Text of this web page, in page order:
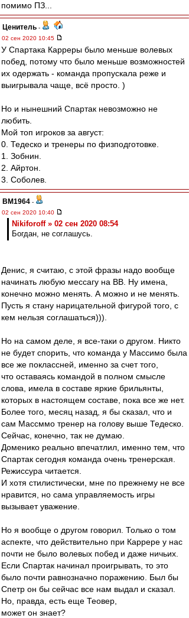
помимо ПЗ...
Ценитель -
02 сен 2020 10:45
У Спартака Карреры было меньше волевых
побед, потому что было меньше возможностей
их одержать - команда пропускала реже и
выигрывала чаще, всё просто. )
Но и нынешний Спартак невозможно не
любить.
Мой топ игроков за август:
0. Тедеско и тренеры по физподготовке.
1. Зобнин.
2. Айртон.
3. Соболев.
BM1964 -
02 сен 2020 10:40
Nikiforoff » 02 сен 2020 08:54
Богдан, не соглашусь.
Денис, я считаю, с этой фразы надо вообще
начинать любую мессагу на ВВ. Ну имена,
конечно можно менять. А можно и не менять.
Пусть я стану нарицательной фигурой того, с
кем нельзя соглашаться))).
Но на самом деле, я все-таки о другом. Никто
не будет спорить, что команда у Массимо была
все же поклассней, именно за счет того,
что оставаясь командой в полном смысле
слова, имела в составе яркие брильянты,
которых в настоящем составе, пока все же нет.
Более того, месяц назад, я бы сказал, что и
сам Массммо тренер на голову выше Тедеско.
Сейчас, конечно, так не думаю.
Доменико реально впечатлил, именно тем, что
Спартак сегодня команда очень тренерская.
Режиссура читается.
И хотя стилистически, мне по прежнему не все
нравится, но сама управляемость игры
вызывает уважение.
Но я вообще о другом говорил. Только о том
аспекте, что действительно при Каррере у нас
почти не было волевых побед и даже ничьих.
Если Спартак начинал проигрывать, то это
было почти равнозначно поражению. Был бы
Спетр он бы сейчас все нам выдал и сказал.
Но, правда, есть еще Теовер,
может он знает?